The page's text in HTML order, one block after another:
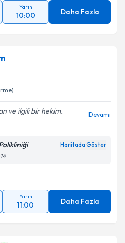
Yarın
10:00 Daha Fazla
ve ilgili bir hekim.
Devamı
Haritada Göster
Yarın
11:00 Daha Fazla